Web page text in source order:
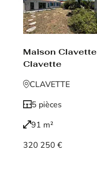
Maison Clavette
Clavette
CLAVETTE
5 pièces
91 m²
320 250 €